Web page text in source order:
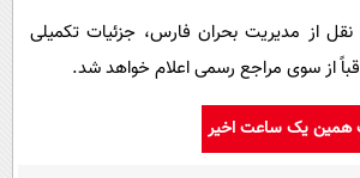
نقل از مدیریت بحران فارس، جزئیات تکمیلی
از سوی مراجع رسمی اعلام خواهد شد.
همین یک ساعت اخیر